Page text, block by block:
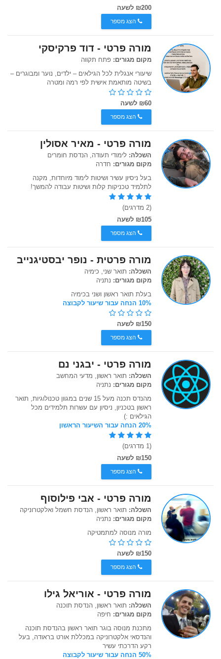
₪200 לשעה
הצג מספר
מורה פרטי - דוד פרקיסקי
מקום מגורים: פתח תקווה
שיעורי אנגלית לכל הגילאים – ילדים, נוער ומבוגרים –
בשיטה מותאמת אישית לפי רמה ומטרה
₪60 לשעה
הצג מספר
מורה פרטי - מאיר אסולין
השכלה: לימודי תעודה, הנדסת חומרים
מקום מגורים: חדרה
בעל ניסיון עשיר ושיטות לימוד מיוחדות, מקנה
לתלמיד טכניקות קלות ושיטות עבודה להמשך!
(2 מדרגים)
₪105 לשעה
הצג מספר
מורה פרטית - נופר יבסטיגנייב
השכלה: תואר שני, כימיה
מקום מגורים: נתניה
בעלת תואר ראשון ושני בכימיה
10% הנחה עבור שיעור לקבוצה
₪150 לשעה
הצג מספר
מורה פרטי - יבגני נם
השכלה: תואר ראשון, מדעי המחשב
מקום מגורים: נתניה
מהנדס תכנה מעל 15 שנים במגוון טכנולוגיות, תואר
ראשון בטכניון, ניסיון עם עשרות תלמידים מכל
הגילאים :)
20% הנחה עבור השיעור הראשון
(1 מדרגים)
₪150 לשעה
הצג מספר
מורה פרטי - אבי פילוסוף
השכלה: תואר ראשון, הנדסת חשמל ואלקטרוניקה
מקום מגורים: נתניה
מורה מנוסה למתמטיקה
₪150 לשעה
הצג מספר
מורה פרטי - אוריאל גילו
השכלה: תואר ראשון, הנדסת תוכנה
מקום מגורים: חיפה
מתכנת מנוסה בוגר תואר ראשון בהנדסת תוכנה
והנדסאי אלקטרוניקה במכללת אורט בראודה, בעל
רקע הדרכתי עשיר
50% הנחה עבור שיעור לקבוצה